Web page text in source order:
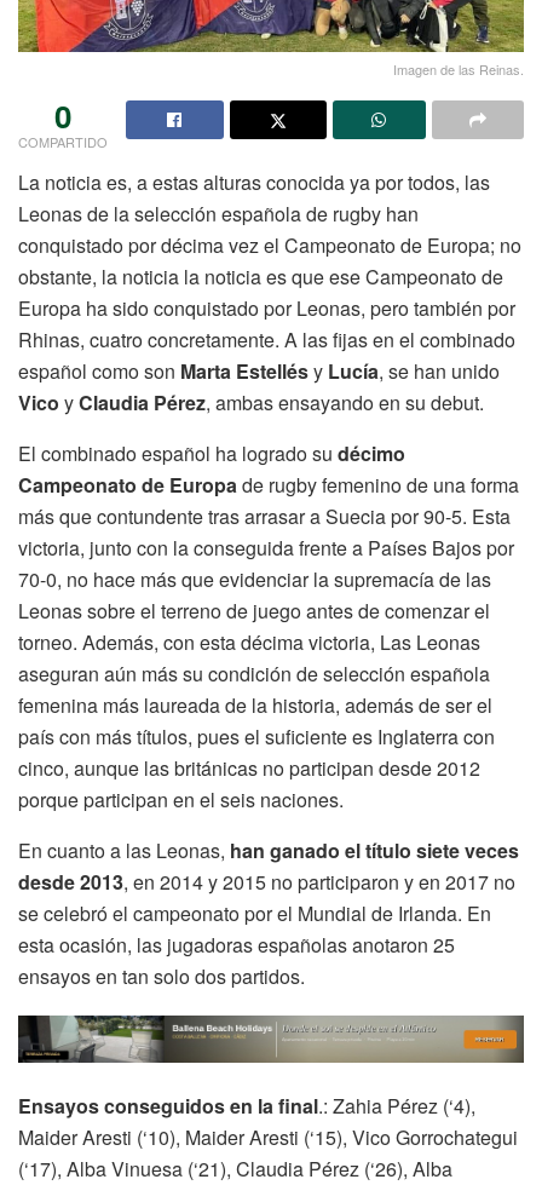
Imagen de las Reinas.
0
COMPARTIDO
La noticia es, a estas alturas conocida ya por todos, las
Leonas de la selección española de rugby han
conquistado por décima vez el Campeonato de Europa; no
obstante, la noticia la noticia es que ese Campeonato de
Europa ha sido conquistado por Leonas, pero también por
Rhinas, cuatro concretamente. A las fijas en el combinado
español como son Marta Estellésy Lucía, se han unido
Vico yClaudia Pérez, ambas ensayando en su debut.
El combinado español ha logrado su décimo
Campeonato de Europade rugby femenino de una forma
más que contundente tras arrasar a Suecia por 90-5. Esta
victoria, junto con la conseguida frente a Países Bajos por
70-0, no hace más que evidenciar la supremacía de las
Leonas sobre el terreno de juego antes de comenzar el
torneo. Además, con esta décima victoria, Las Leonas
aseguran aún más su condición de selección española
femenina más laureada de la historia, además de ser el
país con más títulos, pues el suficiente es Inglaterra con
cinco, aunque las británicas no participan desde 2012
porque participan en el seis naciones.
En cuanto a las Leonas, han ganado el título siete veces
desde 2013, en 2014 y 2015 no participaron y en 2017 no
se celebró el campeonato por el Mundial de Irlanda. En
esta ocasión, las jugadoras españolas anotaron 25
ensayos en tan solo dos partidos.
Ensayos conseguidos en la final.: Zahia Pérez (‘4),
Maider Aresti (‘10), Maider Aresti (‘15), Vico Gorrochategui
(‘17), Alba Vinuesa (‘21), Claudia Pérez (‘26), Alba